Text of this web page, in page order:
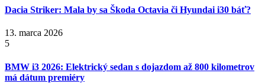
Dacia Striker: Mala by sa Škoda Octavia či Hyundai i30 báť?
13. marca 2026
5
BMW i3 2026: Elektrický sedan s dojazdom až 800 kilometrov
má dátum premiéry